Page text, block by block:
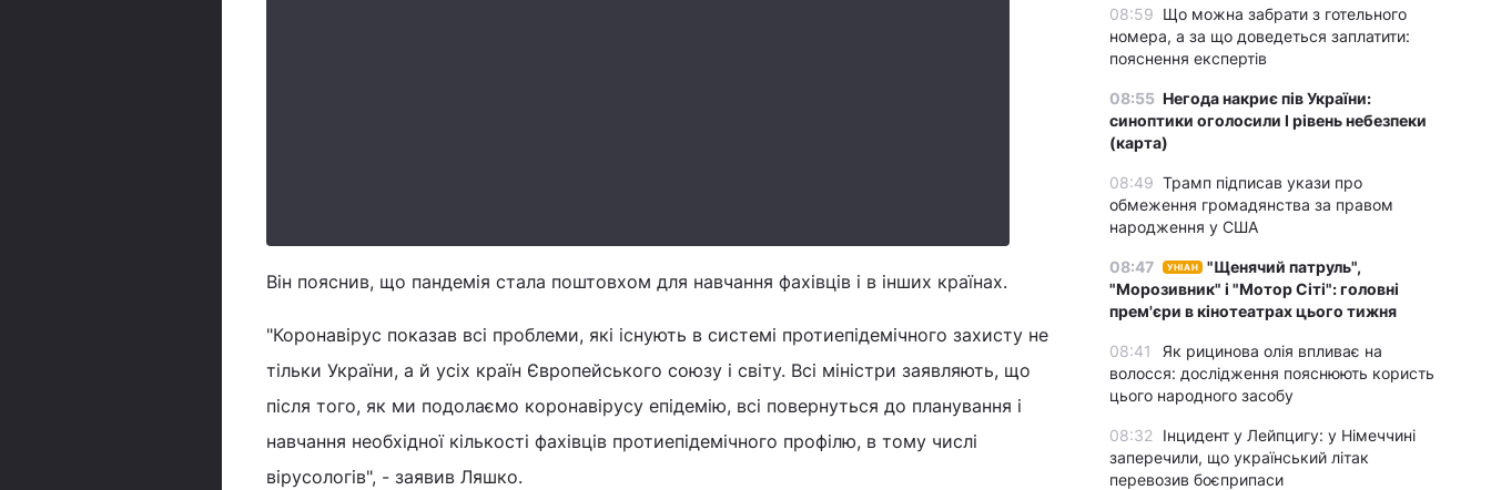
Він пояснив, що пандемія стала поштовхом для навчання фахівців і в інших країнах.
"Коронавірус показав всі проблеми, які існують в системі протиепідемічного захисту не
тільки України, а й усіх країн Європейського союзу і світу. Всі міністри заявляють, що
після того, як ми подолаємо коронавірусу епідемію, всі повернуться до планування і
навчання необхідної кількості фахівців протиепідемічного профілю, в тому числі
вірусологів", - заявив Ляшко.
08:59 Що можна забрати з готельного
номера, а за що доведеться заплатити:
пояснення експертів
08:55 Негода накриє пів України:
синоптики оголосили І рівень небезпеки
(карта)
08:49 Трамп підписав укази про
обмеження громадянства за правом
народження у США
08:47 УНІАН
"Щенячий патруль",
"Морозивник" і "Мотор Сіті": головні
прем'єри в кінотеатрах цього тижня
08:41
Як рицинова олія впливає на
волосся: дослідження пояснюють користь
цього народного засобу
08:32
Інцидент у Лейпцигу: у Німеччині
заперечили, що український літак
перевозив боєприпаси